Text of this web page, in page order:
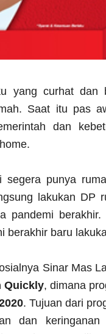
yang curhat dan
Saat itu pas
dan
punya
lakukan DP
pandemi
berakhir baru
Sinar Mas
Quickly, dimana
. Tujuan dari
dan keringanan